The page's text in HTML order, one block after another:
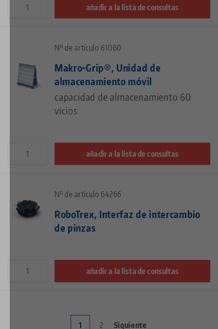
añadir a la lista de consultas
Nº de artículo 61060
Makro•Grip®, Unidad de
almacenamiento móvil
capacidad de almacenamiento 60
vicios
añadir a la lista de consultas
Nº de artículo 64266
RoboTrex, Interfaz de intercambio
de pinzas
añadir a la lista de consultas
Current
1 Page
2
Next
Siguiente